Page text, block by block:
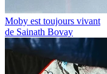
Moby est toujours vivant
de Sainath Bovay